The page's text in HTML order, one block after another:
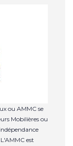
ou AMMC se
Mobilières ou
est